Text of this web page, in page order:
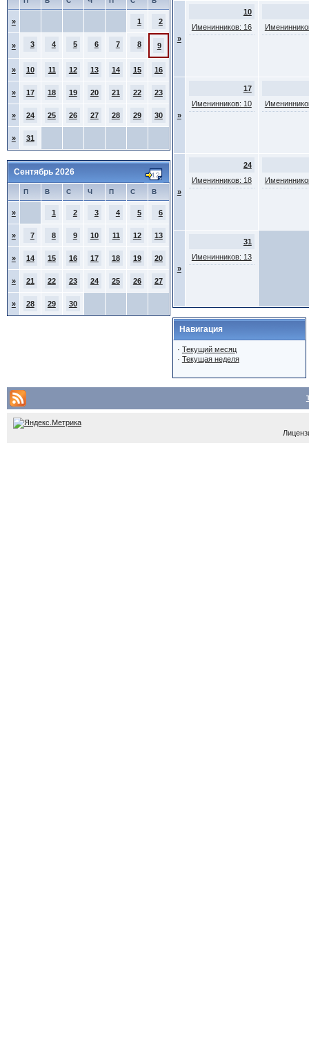
» 1 2
» 3 4 5 6 7 8 9
» 10 11 12 13 14 15 16
» 17 18 19 20 21 22 23
» 24 25 26 27 28 29 30
» 31
Сентябрь 2026
П В С Ч П С В
» 1 2 3 4 5 6
» 7 8 9 10 11 12 13
» 14 15 16 17 18 19 20
» 21 22 23 24 25 26 27
» 28 29 30
»
10
Именинников: 16
»
17
Именинников: 10
»
24
Именинников: 18
»
31
Именинников: 13
Навигация
· Текущий месяц
· Текущая неделя